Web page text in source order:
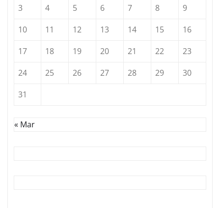
3 4 5 6 7 8
9
10
11 12 13 14 15
16
17
18 19 20 21 22
23
24
25 26 27 28 29
30
31
« Mar